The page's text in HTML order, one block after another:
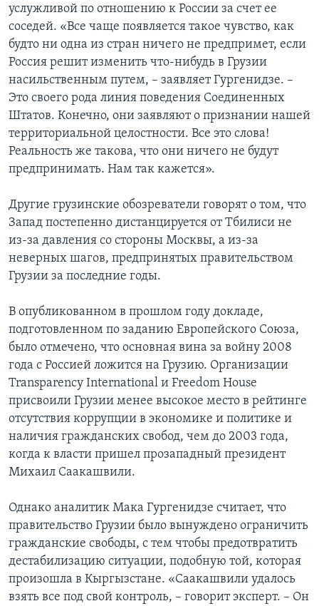
услужливой по отношению к России за счет ее
соседей. «Все чаще появляется такое чувство, как
будто ни одна из стран ничего не предпримет, если
Россия решит изменить что-нибудь в Грузии
насильственным путем, – заявляет Гургенидзе. –
Это своего рода линия поведения Соединенных
Штатов. Конечно, они заявляют о признании нашей
территориальной целостности. Все это слова!
Реальность же такова, что они ничего не будут
предпринимать. Нам так кажется».
Другие грузинские обозреватели говорят о том, что
Запад постепенно дистанцируется от Тбилиси не
из-за давления со стороны Москвы, а из-за
неверных шагов, предпринятых правительством
Грузии за последние годы.
В опубликованном в прошлом году докладе,
подготовленном по заданию Европейского Союза,
было отмечено, что основная вина за войну 2008
года с Россией ложится на Грузию. Организации
Transparency International и Freedom Housе
присвоили Грузии менее высокое место в рейтинге
отсутствия коррупции в экономике и политике и
наличия гражданских свобод, чем до 2003 года,
когда к власти пришел прозападный президент
Михаил Саакашвили.
Однако аналитик Мака Гургенидзе считает, что
правительство Грузии было вынуждено ограничить
гражданские свободы, с тем чтобы предотвратить
дестабилизацию ситуации, подобную той, которая
произошла в Кыргызстане. «Саакашвили удалось
взять все под свой контроль, – говорит эксперт. – Он